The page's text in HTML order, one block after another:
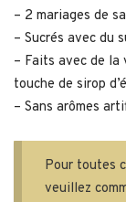
– 2 mariages de
– Sucrés avec du
– Faits avec de la
touche de sirop
– Sans arômes
Pour toutes
veuillez